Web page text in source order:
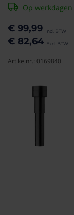
€ 99,99
€ 82,64
Op
Artikelnr.: 0169840